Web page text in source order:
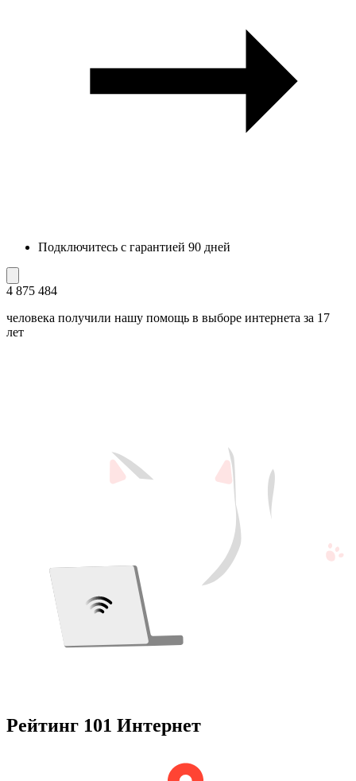
Подключитесь с гарантией 90 дней
4 875 484
человека получили нашу помощь в выборе интернета за 17
лет
Рейтинг 101 Интернет